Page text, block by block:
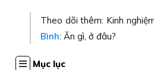
Theo dõi thêm: Kinh
Bình: Ăn gì, ở đâu?
Mục lục